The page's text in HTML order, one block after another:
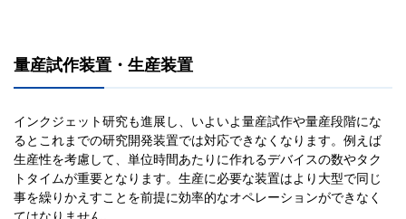
量産試作装置・生産装置
インクジェット研究も進展し、いよいよ量産試作や量産段階にな
るとこれまでの研究開発装置では対応できなくなります。例えば
生産性を考慮して、単位時間あたりに作れるデバイスの数やタク
トタイムが重要となります。生産に必要な装置はより大型で同じ
事を繰りかえすことを前提に効率的なオペレーションができなく
てはなりません。